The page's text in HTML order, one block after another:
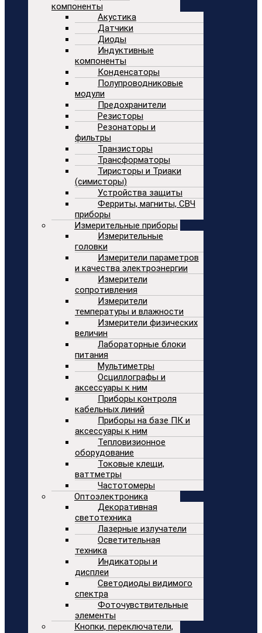
компоненты
Акустика
Датчики
Диоды
Индуктивные
компоненты
Конденсаторы
Полупроводниковые
модули
Предохранители
Резисторы
Резонаторы и
фильтры
Транзисторы
Трансформаторы
Тиристоры и Триаки
(симисторы)
Устройства защиты
Ферриты, магниты, СВЧ
приборы
Измерительные приборы
Измерительные
головки
Измерители параметров
и качества электроэнергии
Измерители
сопротивления
Измерители
температуры и влажности
Измерители физических
величин
Лабораторные блоки
питания
Мультиметры
Осциллографы и
аксессуары к ним
Приборы контроля
кабельных линий
Приборы на базе ПК и
аксессуары к ним
Тепловизионное
оборудование
Токовые клещи,
ваттметры
Частотомеры
Оптоэлектроника
Декоративная
светотехника
Лазерные излучатели
Осветительная
техника
Индикаторы и
дисплеи
Светодиоды видимого
спектра
Фоточувствительные
элементы
Кнопки, переключатели,